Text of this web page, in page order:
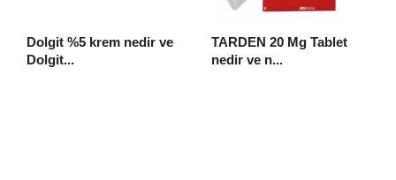
Dolgit %5 krem nedir ve
Dolgit...
TARDEN 20 Mg Tablet
nedir ve n...